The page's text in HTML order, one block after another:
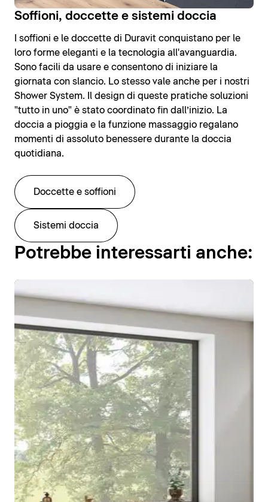
Soffioni, doccette e sistemi doccia
I soffioni e le doccette di Duravit conquistano per le
loro forme eleganti e la tecnologia all'avanguardia.
Sono facili da usare e consentono di iniziare la
giornata con slancio. Lo stesso vale anche per i nostri
Shower System. Il design di queste pratiche soluzioni
"tutto in uno" è stato coordinato fin dall’inizio. La
doccia a pioggia e la funzione massaggio regalano
momenti di assoluto benessere durante la doccia
quotidiana.
Doccette e soffioni
Sistemi doccia
Potrebbe interessarti anche: